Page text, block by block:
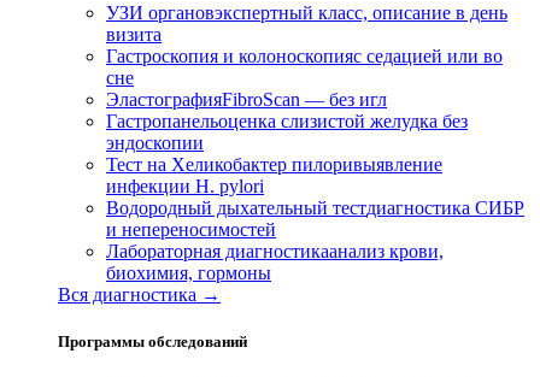
УЗИ органовэкспертный класс, описание в день
визита
Гастроскопия и колоноскопияс седацией или во
сне
ЭластографияFibroScan — без игл
Гастропанельоценка слизистой желудка без
эндоскопии
Тест на Хеликобактер пилоривыявление
инфекции H. pylori
Водородный дыхательный тестдиагностика СИБР
и непереносимостей
Лабораторная диагностикаанализ крови,
биохимия, гормоны
Вся диагностика →
Программы обследований